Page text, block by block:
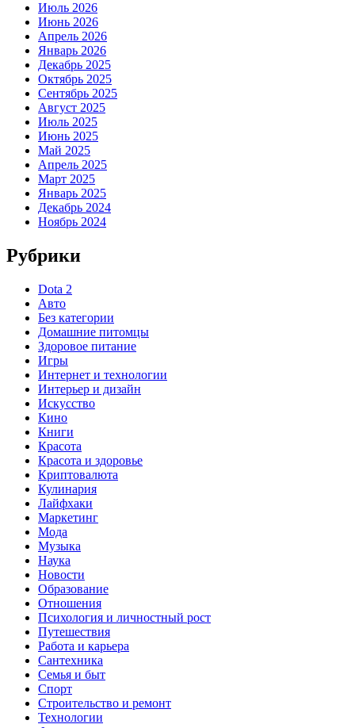
Июль 2026
Июнь 2026
Апрель 2026
Январь 2026
Декабрь 2025
Октябрь 2025
Сентябрь 2025
Август 2025
Июль 2025
Июнь 2025
Май 2025
Апрель 2025
Март 2025
Январь 2025
Декабрь 2024
Ноябрь 2024
Рубрики
Dota 2
Авто
Без категории
Домашние питомцы
Здоровое питание
Игры
Интернет и технологии
Интерьер и дизайн
Искусство
Кино
Книги
Красота
Красота и здоровье
Криптовалюта
Кулинария
Лайфхаки
Маркетинг
Мода
Музыка
Наука
Новости
Образование
Отношения
Психология и личностный рост
Путешествия
Работа и карьера
Сантехника
Семья и быт
Спорт
Строительство и ремонт
Технологии